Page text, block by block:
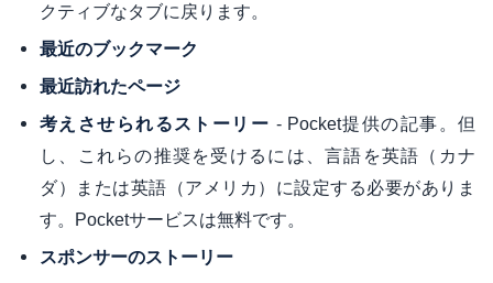
クティブなタブに戻ります。
最近のブックマーク
最近訪れたページ
考えさせられるストーリー - Pocket提供の記事。但
し、これらの推奨を受けるには、言語を英語（カナ
ダ）または英語（アメリカ）に設定する必要がありま
す。Pocketサービスは無料です。
スポンサーのストーリー